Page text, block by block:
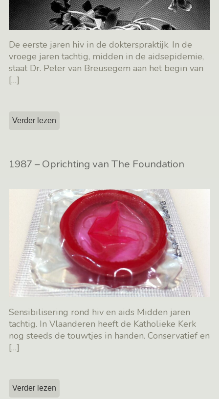
De eerste jaren hiv in de dokterspraktijk. In de
vroege jaren tachtig, midden in de aidsepidemie,
staat Dr. Peter van Breusegem aan het begin van
[…]
Verder lezen
1987 – Oprichting van The Foundation
Sensibilisering rond hiv en aids Midden jaren
tachtig. In Vlaanderen heeft de Katholieke Kerk
nog steeds de touwtjes in handen. Conservatief en
[…]
Verder lezen